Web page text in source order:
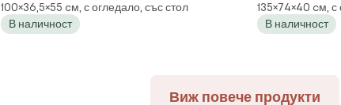
Ратан
100×36,5×55 cм, с огледало, със стол
В наличност
Chrysa, MDF
135×74×40 cм,
В наличност
Виж повече продукти